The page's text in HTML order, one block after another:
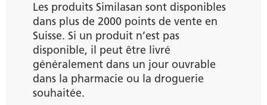
Les produits Similasan sont disponibles
dans plus de 2000 points de vente en
Suisse. Si un produit n’est pas
disponible, il peut être livré
généralement dans un jour ouvrable
dans la pharmacie ou la droguerie
souhaitée.